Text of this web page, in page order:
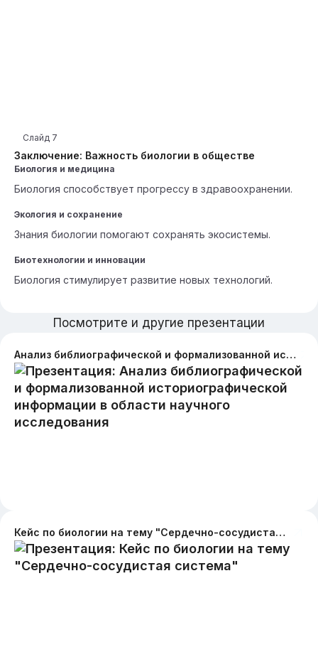
Заключение: Важность биологии в обществе
Слайд 7
Биология и медицина
Биология способствует прогрессу в здравоохранении.
Экология и сохранение
Знания биологии помогают сохранять экосистемы.
Биотехнологии и инновации
Биология стимулирует развитие новых технологий.
Посмотрите и другие презентации
Анализ библиографической и формализованной историографической информации в области научного исследования
Кейс по биологии на тему "Сердечно-сосудистая система"